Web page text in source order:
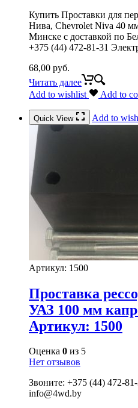
Купить Проставки для
Нива, Chevrolet Niva 40
Минске с доставкой по
+375 (44) 472-81-31
68,00 руб.
Читать далее
Add to wishlist
Add to
Quick View Add to
Артикул: 1500
Проставка
УАЗ 100 мм
Артикул: 1500
Оценка 0 из 5
Нет отзывов
Звоните: +375 (44) 472-
info@4wd.by